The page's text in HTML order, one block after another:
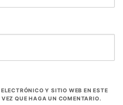
Y SITIO WEB EN ESTE
QUE HAGA UN COMENTARIO.